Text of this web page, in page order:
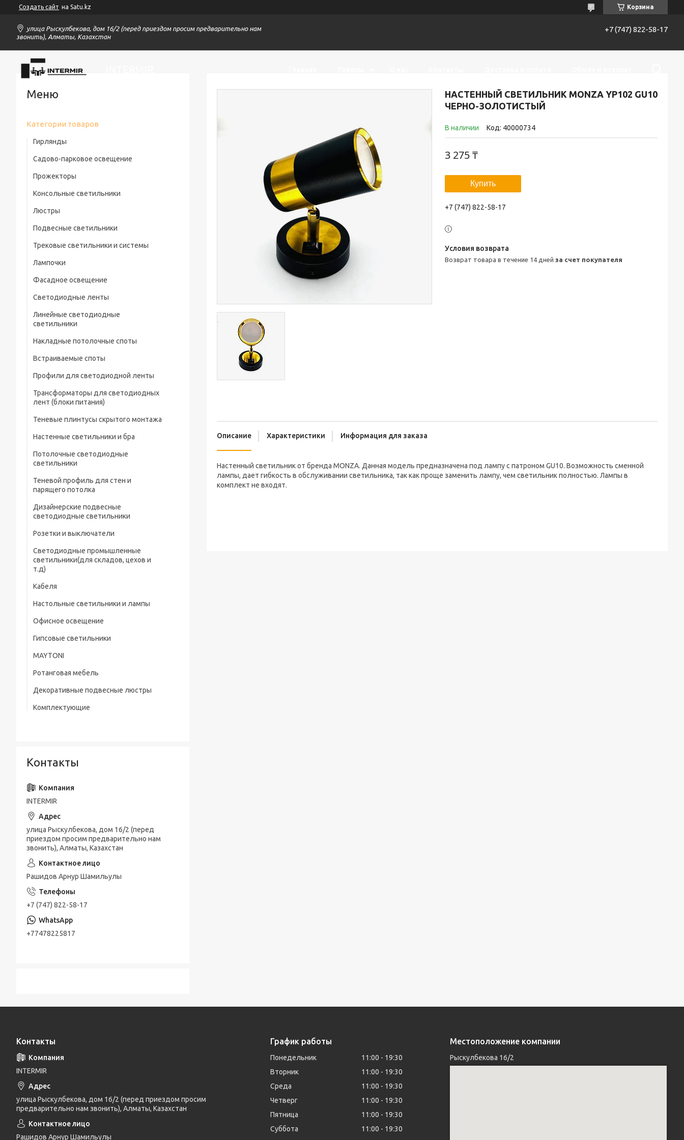
Создать сайт на Satu.kz Корзина
улица Рыскулбекова, дом 16/2 (перед приездом просим предварительно нам
звонить), Алматы, Казахстан
+7 (747) 822-58-17
НАСТЕННЫЙ СВЕТИЛЬНИК MONZA YP102 GU10
ЧЕРНО-ЗОЛОТИСТЫЙ
В наличии Код: 40000734
3 275 ₸
Купить
+7 (747) 822-58-17
возврат товара в течение 14 дней за счет покупателя
Описание Характеристики Информация для заказа
Настенный светильник от бренда MONZA. Данная модель предназначена под лампу с патроном GU10. Возможность сменной
лампы, дает гибкость в обслуживании светильника, так как проще заменить лампу, чем светильник полностью. Лампы в
комплект не входят.
Категории товаров
Гирлянды
Садово-парковое освещение
Прожекторы
Консольные светильники
Люстры
Подвесные светильники
Трековые светильники и системы
Лампочки
Фасадное освещение
Светодиодные ленты
Линейные светодиодные
светильники
Накладные потолочные споты
Встраиваемые споты
Профили для светодиодной ленты
Трансформаторы для светодиодных
лент (блоки питания)
Теневые плинтусы скрытого монтажа
Настенные светильники и бра
Потолочные светодиодные
светильники
Теневой профиль для стен и
парящего потолка
Дизайнерские подвесные
светодиодные светильники
Розетки и выключатели
Светодиодные промышленные
светильники(для складов, цехов и
т.д)
Кабеля
Настольные светильники и лампы
Офисное освещение
Гипсовые светильники
MAYTONI
Ротанговая мебель
Декоративные подвесные люстры
Комплектующие
Контакты
INTERMIR
улица Рыскулбекова, дом 16/2 (перед
приездом просим предварительно нам
звонить), Алматы, Казахстан
Рашидов Арнур Шамильулы
+7 (747) 822-58-17
+77478225817
Контакты
INTERMIR
улица Рыскулбекова, дом 16/2 (перед приездом просим
предварительно нам звонить), Алматы, Казахстан
Рашидов Арнур Шамильулы
График работы
Понедельник 11:00
19:30
Вторник
11:00
19:30
Среда
11:00
19:30
Четверг
11:00
19:30
Пятница
11:00
19:30
Суббота
11:00
19:30
Местоположение компании
Рыскулбекова 16/2